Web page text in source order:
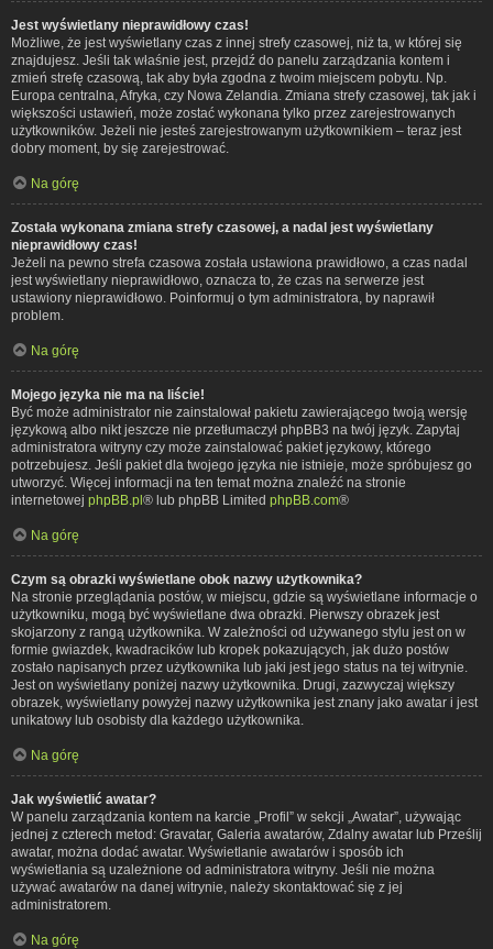
Jest wyświetlany nieprawidłowy czas!
Możliwe, że jest wyświetlany czas z innej strefy czasowej, niż ta, w której się
znajdujesz. Jeśli tak właśnie jest, przejdź do panelu zarządzania kontem i
zmień strefę czasową, tak aby była zgodna z twoim miejscem pobytu. Np.
Europa centralna, Afryka, czy Nowa Zelandia. Zmiana strefy czasowej, tak jak i
większości ustawień, może zostać wykonana tylko przez zarejestrowanych
użytkowników. Jeżeli nie jesteś zarejestrowanym użytkownikiem – teraz jest
dobry moment, by się zarejestrować.
Na górę
Została wykonana zmiana strefy czasowej, a nadal jest wyświetlany
nieprawidłowy czas!
Jeżeli na pewno strefa czasowa została ustawiona prawidłowo, a czas nadal
jest wyświetlany nieprawidłowo, oznacza to, że czas na serwerze jest
ustawiony nieprawidłowo. Poinformuj o tym administratora, by naprawił
problem.
Na górę
Mojego języka nie ma na liście!
Być może administrator nie zainstalował pakietu zawierającego twoją wersję
językową albo nikt jeszcze nie przetłumaczył phpBB3 na twój język. Zapytaj
administratora witryny czy może zainstalować pakiet językowy, którego
potrzebujesz. Jeśli pakiet dla twojego języka nie istnieje, może spróbujesz go
utworzyć. Więcej informacji na ten temat można znaleźć na stronie
internetowej phpBB.pl® lub phpBB Limited phpBB.com®
Na górę
Czym są obrazki wyświetlane obok nazwy użytkownika?
Na stronie przeglądania postów, w miejscu, gdzie są wyświetlane informacje o
użytkowniku, mogą być wyświetlane dwa obrazki. Pierwszy obrazek jest
skojarzony z rangą użytkownika. W zależności od używanego stylu jest on w
formie gwiazdek, kwadracików lub kropek pokazujących, jak dużo postów
zostało napisanych przez użytkownika lub jaki jest jego status na tej witrynie.
Jest on wyświetlany poniżej nazwy użytkownika. Drugi, zazwyczaj większy
obrazek, wyświetlany powyżej nazwy użytkownika jest znany jako awatar i jest
unikatowy lub osobisty dla każdego użytkownika.
Na górę
Jak wyświetlić awatar?
W panelu zarządzania kontem na karcie „Profil” w sekcji „Awatar”, używając
jednej z czterech metod: Gravatar, Galeria awatarów, Zdalny awatar lub Prześlij
awatar, można dodać awatar. Wyświetlanie awatarów i sposób ich
wyświetlania są uzależnione od administratora witryny. Jeśli nie można
używać awatarów na danej witrynie, należy skontaktować się z jej
administratorem.
Na górę